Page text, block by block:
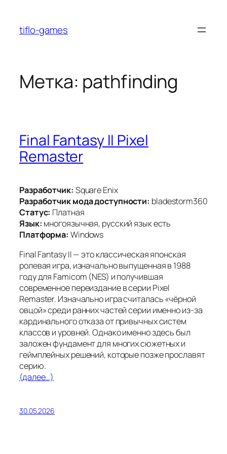
содержимому
tiflo-games
Метка: pathfinding
Final Fantasy II Pixel
Remaster
Разработчик: Square Enix
Разработчик мода доступности: bladestorm360
Статус: Платная
Язык: многоязычная, русский язык есть
Платформа: Windows
Final Fantasy II — это классическая японская
ролевая игра, изначально выпущенная в 1988
году для Famicom (NES) и получившая
современное переиздание в серии Pixel
Remaster. Изначально игра считалась «чёрной
овцой» среди ранних частей серии именно из-за
кардинального отказа от привычных систем
классов и уровней. Однако именно здесь был
заложен фундамент для многих сюжетных и
геймплейных решений, которые позже прославят
серию.
(далее…)
30.05.2026